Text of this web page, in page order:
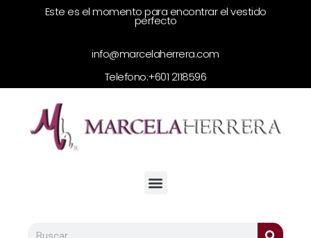
Este es el momento para encontrar el vestido
perfecto
info@marcelaherrera.com
Telefono:+601 2118596